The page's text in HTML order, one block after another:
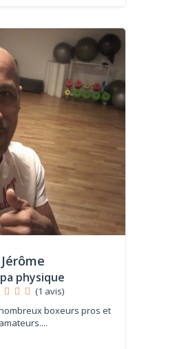
Jérôme
physique
(1 avis)
boxeurs pros et
amateurs....